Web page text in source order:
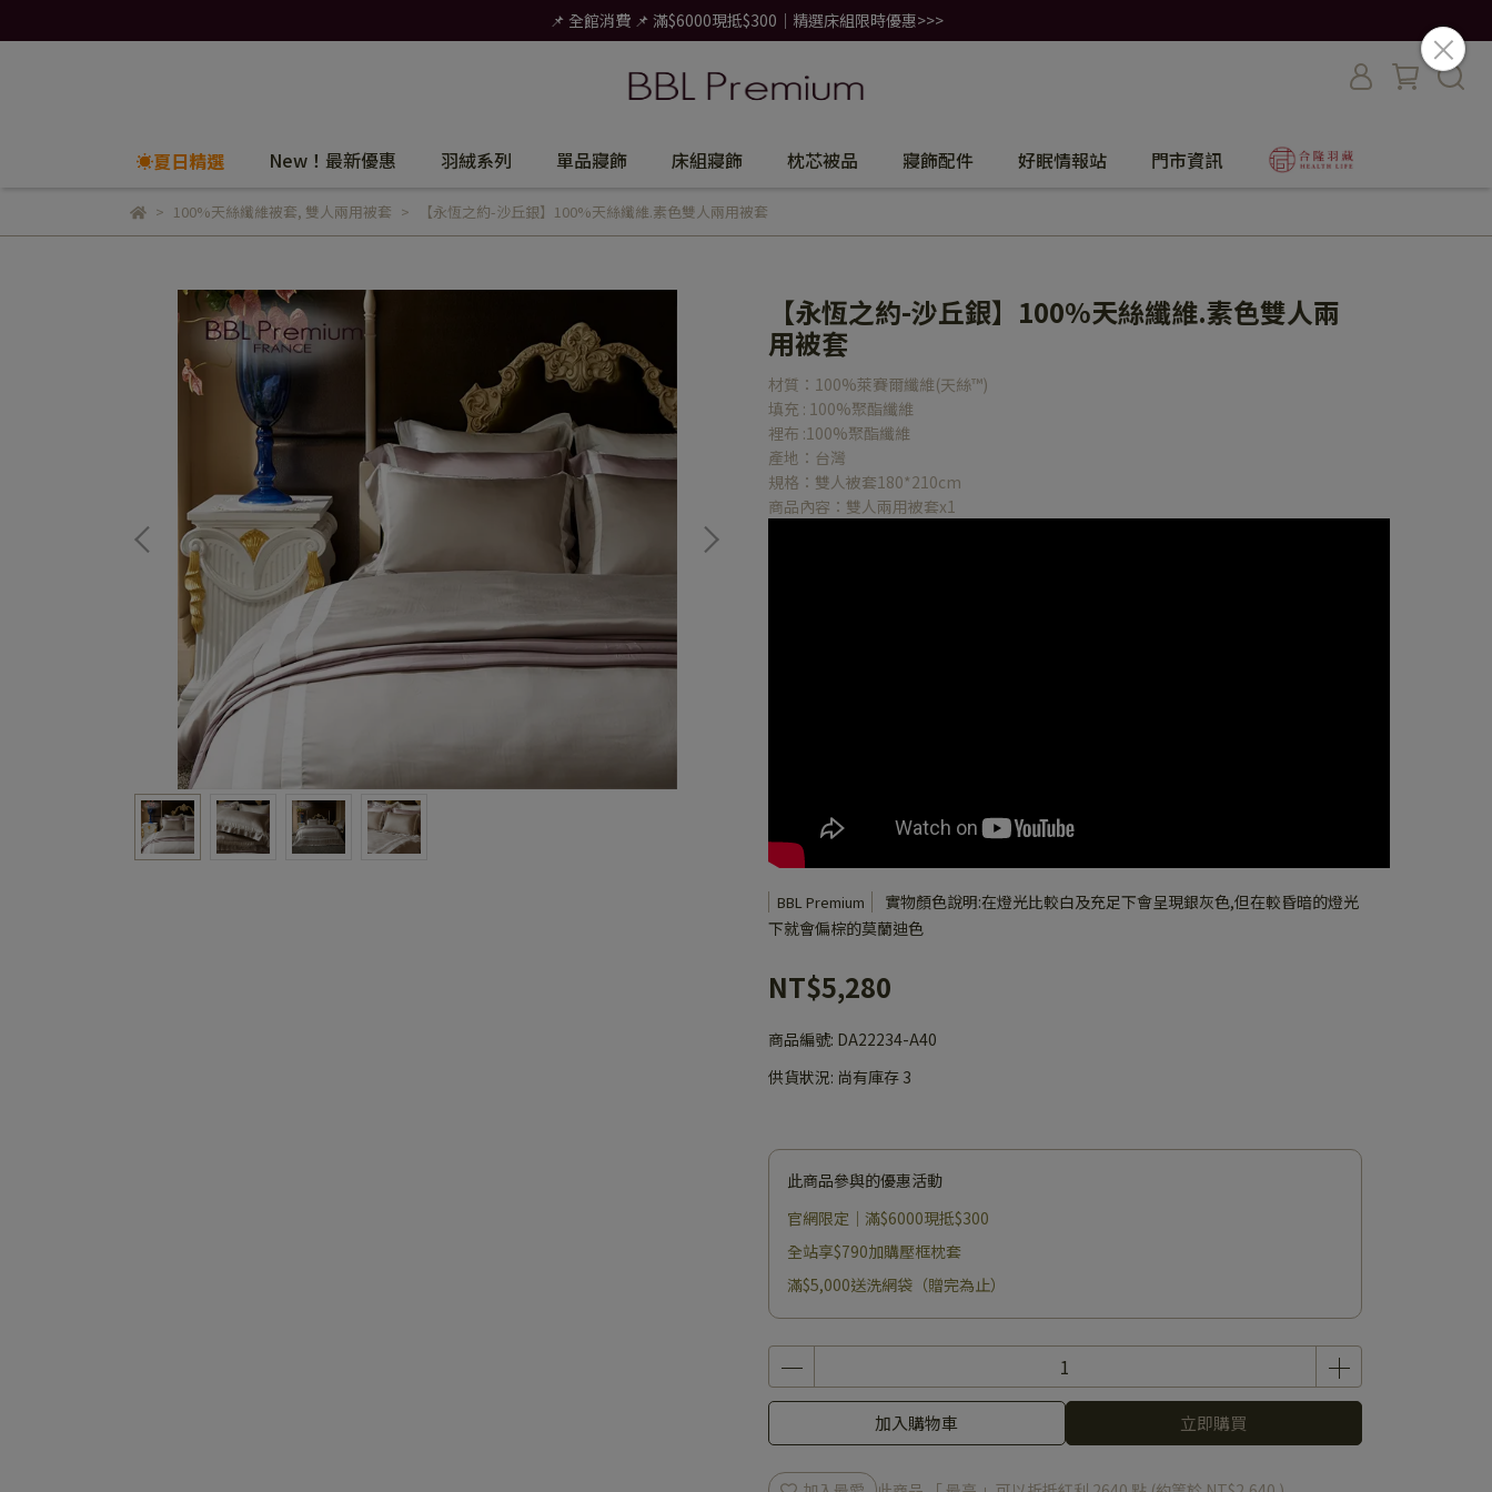
📌 全館消費 📌 滿$6000現抵$300｜精選床組限時優惠>>>
☀️夏日精選 New！最新優惠 羽絨系列 單品寢飾 床組寢飾 枕芯被品 寢飾配件 好眠情報站 門市資訊
100%天絲纖維被套, 雙人兩用被套 【永恆之約-沙丘銀】100%天絲纖維.素色雙人兩用被套
【永恆之約-沙丘銀】100%天絲纖維.素色雙人兩
用被套
材質：100%萊賽爾纖維(天絲™)
填充 : 100%聚酯纖維
裡布 :100%聚酯纖維
產地：台灣
規格：雙人被套180*210cm
商品內容：雙人兩用被套x1
BBL Premium
實物顏色說明:在燈光比較白及充足下會呈現銀灰色,但在較昏暗的燈光
下就會偏棕的莫蘭迪色
NT$5,280
商品編號: DA22234-A40
供貨狀況: 尚有庫存 3
此商品參與的優惠活動
官網限定｜滿$6000現抵$300
全站享$790加購壓框枕套
滿$5,000送洗網袋（贈完為止）
加入購物車 立即購買